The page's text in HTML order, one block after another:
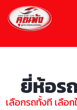
ยี่ห้อร
เลือกรถทั้งที เลือ